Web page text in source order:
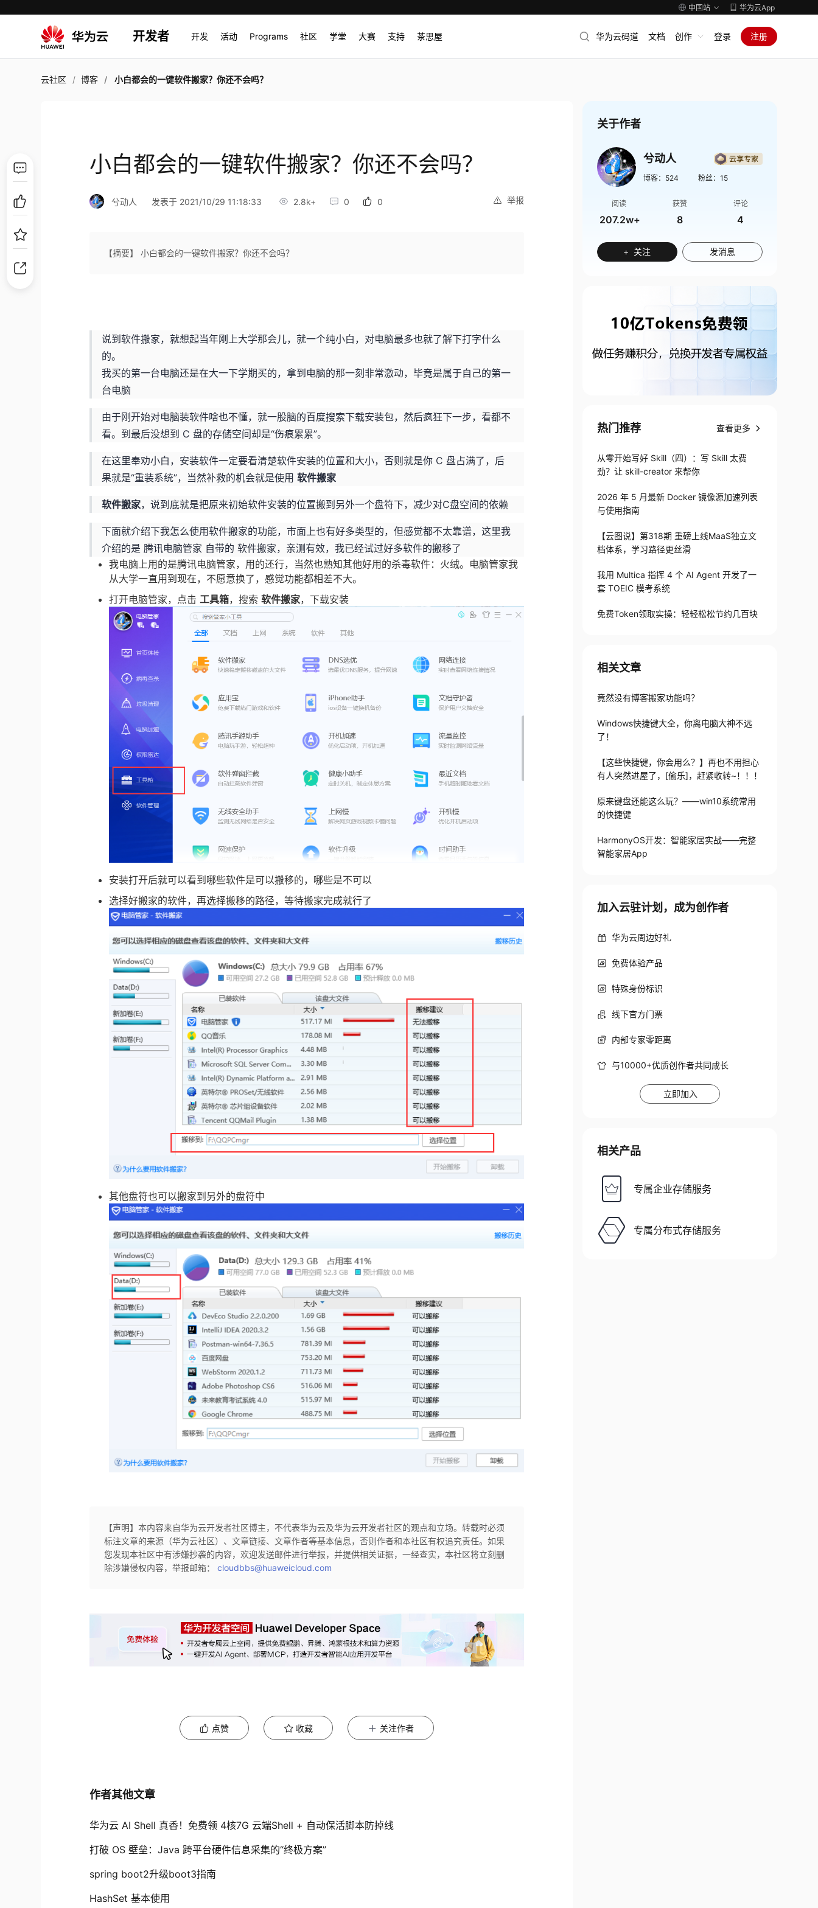
中国站 华为云App
开发者 开发 活动 Programs 社区 学堂 大赛 支持 茶思屋 华为云码道 文档 创作 登录 注册
云社区 博客 小白都会的一键软件搬家？你还不会吗？
小白都会的一键软件搬家？你还不会吗？
举报
兮动人 发表于 2021/10/29 11:18:33 2.8k+ 0 0
【摘要】 小白都会的一键软件搬家？你还不会吗？
说到软件搬家，就想起当年刚上大学那会儿，就一个纯小白，对电脑最多也就了解下打字什么
的。
我买的第一台电脑还是在大一下学期买的，拿到电脑的那一刻非常激动，毕竟是属于自己的第一
台电脑
由于刚开始对电脑装软件啥也不懂，就一股脑的百度搜索下载安装包，然后疯狂下一步，看都不
看。到最后没想到 C 盘的存储空间却是“伤痕累累”。
在这里奉劝小白，安装软件一定要看清楚软件安装的位置和大小，否则就是你 C 盘占满了，后
果就是“重装系统”，当然补救的机会就是使用软件搬家
软件搬家，说到底就是把原来初始软件安装的位置搬到另外一个盘符下，减少对C盘空间的依赖
下面就介绍下我怎么使用软件搬家的功能，市面上也有好多类型的，但感觉都不太靠谱，这里我
介绍的是 腾讯电脑管家 自带的 软件搬家，亲测有效，我已经试过好多软件的搬移了
我电脑上用的是腾讯电脑管家，用的还行，当然也熟知其他好用的杀毒软件：火绒。电脑管家我
从大学一直用到现在，不愿意换了，感觉功能都相差不大。
打开电脑管家，点击工具箱，搜索软件搬家，下载安装
安装打开后就可以看到哪些软件是可以搬移的，哪些是不可以
选择好搬家的软件，再选择搬移的路径，等待搬家完成就行了
其他盘符也可以搬家到另外的盘符中
【声明】本内容来自华为云开发者社区博主，不代表华为云及华为云开发者社区的观点和立场。转载时必须
标注文章的来源（华为云社区）、文章链接、文章作者等基本信息，否则作者和本社区有权追究责任。如果
您发现本社区中有涉嫌抄袭的内容，欢迎发送邮件进行举报，并提供相关证据，一经查实，本社区将立刻删
除涉嫌侵权内容，举报邮箱：cloudbbs@huaweicloud.com
点赞 收藏 关注作者
作者其他文章
华为云 AI Shell 真香！免费领 4核7G 云端Shell + 自动保活脚本防掉线
打破 OS 壁垒：Java 跨平台硬件信息采集的“终极方案”
spring boot2升级boot3指南
HashSet 基本使用
关于作者
兮动人
博客： 524 粉丝： 15
阅读
207.2w+
获赞
8
评论
4
+ 关注 发消息
热门推荐 查看更多
从零开始写好 Skill（四）：写 Skill 太费
劲？让 skill-creator 来帮你
2026 年 5 月最新 Docker 镜像源加速列表
与使用指南
【云图说】第318期 重磅上线MaaS独立文
档体系，学习路径更丝滑
我用 Multica 指挥 4 个 AI Agent 开发了一
套 TOEIC 模考系统
免费Token领取实操：轻轻松松节约几百块
相关文章
竟然没有博客搬家功能吗？
Windows快捷键大全，你离电脑大神不远
了！
【这些快捷键，你会用么？】再也不用担心
有人突然进屋了，[偷乐]，赶紧收转~！！！
原来键盘还能这么玩？——win10系统常用
的快捷键
HarmonyOS开发：智能家居实战——完整
智能家居App
加入云驻计划，成为创作者
华为云周边好礼
免费体验产品
特殊身份标识
线下官方门票
内部专家零距离
与10000+优质创作者共同成长
立即加入
相关产品
专属企业存储服务
专属分布式存储服务